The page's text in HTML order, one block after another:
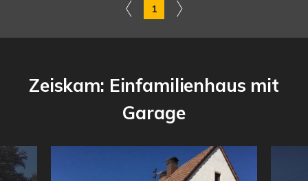
1
Zeiskam: Einfamilienhaus mit
Garage